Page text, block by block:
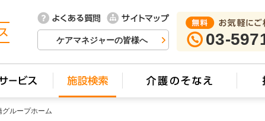
ケアマネジャーの皆様へ 03-
ループホーム